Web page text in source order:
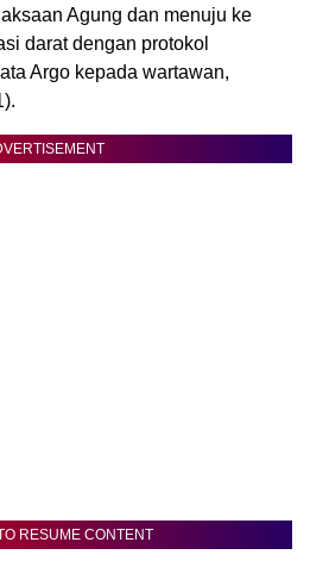
Agung dan menuju ke
darat dengan protokol
Argo kepada wartawan,
RESUME CONTENT